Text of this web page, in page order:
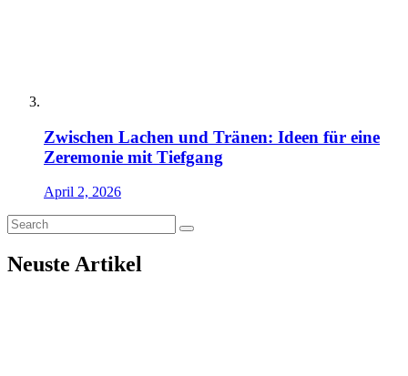
Zwischen Lachen und Tränen: Ideen für eine
Zeremonie mit Tiefgang
April 2, 2026
Neuste Artikel